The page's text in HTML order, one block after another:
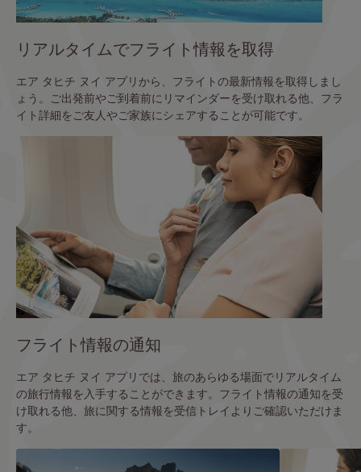
リアルタイムでフライト情報を取得
エア タヒチ ヌイ アプリから、フライトの最新情報を取得しまし
ょう。ご出発前やご到着前にリマインダーを受け取れる他、フラ
イト詳細をご友人やご家族にシェアすることが可能です。
フライト情報の通知
エア タヒチ ヌイ アプリでは、旅のあらゆる場面でリアルタイム
の旅行情報を入手することができます。フライト情報の通知を受
け取れる他、旅に関する情報を受信トレイよりご確認いただけま
す。